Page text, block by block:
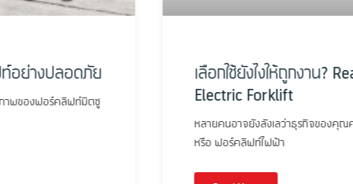
เลือกใช้ยังไงให้ถูกงาน? Reach Truck กับ
Electric Forklift
หลายคนอาจยังลังเลว่าธุรกิจของคุณควรเลือกใช้ Reach truck